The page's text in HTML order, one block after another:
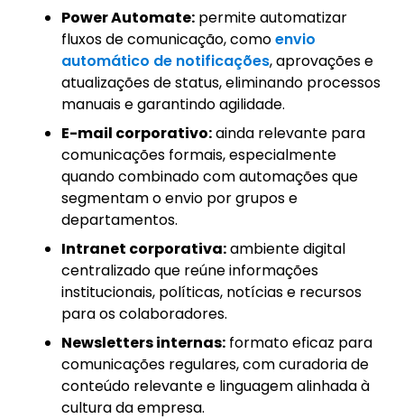
Power Automate: permite automatizar
fluxos de comunicação, comoenvio
automático de notificações, aprovações e
atualizações de status, eliminando processos
manuais e garantindo agilidade.
E-mail corporativo:ainda relevante para
comunicações formais, especialmente
quando combinado com automações que
segmentam o envio por grupos e
departamentos.
Intranet corporativa:ambiente digital
centralizado que reúne informações
institucionais, políticas, notícias e recursos
para os colaboradores.
Newsletters internas: formato eficaz para
comunicações regulares, com curadoria de
conteúdo relevante e linguagem alinhada à
cultura da empresa.